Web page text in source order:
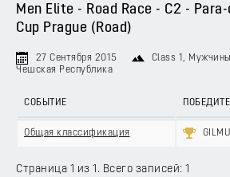
Men Elite - Road Race - C2 -
Cup Prague (Road)
27 Сентября 2015 Class 1 , Мужчины
Чешская Республика
СОБЫТИЕ
Общая классификация
Страница 1 из 1. Всего записей: 1